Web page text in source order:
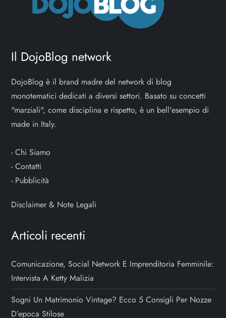
Il DojoBlog network
DojoBlog è il brand madre del network di blog
monotematici dedicati a diversi settori. Basato su concetti
"marziali", come disciplina e rispetto, è un bell'esempio di
made in Italy.
-Chi Siamo
-Contatti
- Pubblicità
Disclaimer & Note Legali
Articoli recenti
Comunicazione, Social Network E Imprenditoria Femminile:
Intervista A Ketty Malizia
Sogni Un Matrimonio Vintage? Ecco 5 Consigli Per Nozze
D’epoca Stilose